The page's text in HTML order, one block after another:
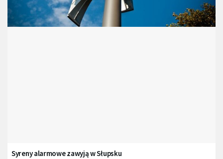
Syreny alarmowe zawyją w Słupsku